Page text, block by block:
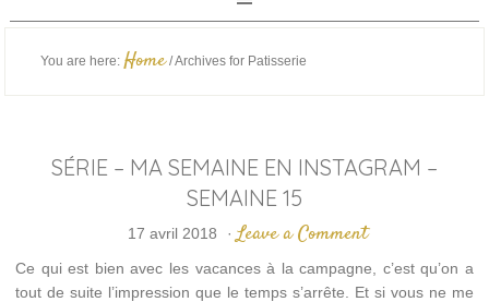
You are here: Home /Archives for Patisserie
SÉRIE – MA SEMAINE EN INSTAGRAM –
SEMAINE 15
17 avril 2018 · Leave a Comment
Ce qui est bien avec les vacances à la campagne, c’est qu’on a
tout de suite l’impression que le temps s’arrête. Et si vous ne me